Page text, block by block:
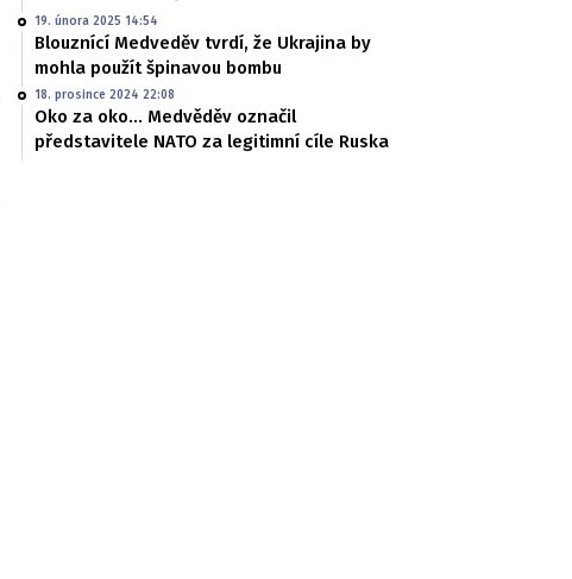
19. února 2025 14:54
Blouznící Medveděv tvrdí, že Ukrajina by
mohla použít špinavou bombu
18. prosince 2024 22:08
Oko za oko... Medvěděv označil
představitele NATO za legitimní cíle Ruska